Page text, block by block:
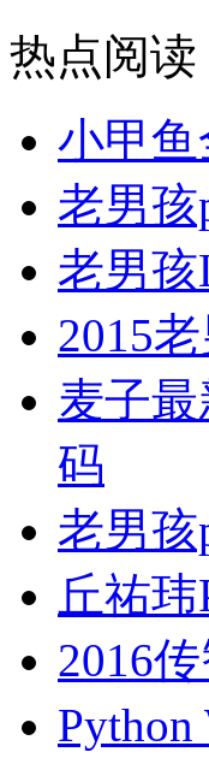
热点阅读
小甲
老男
老男
2015
麦子
码
老男
丘祐
2016